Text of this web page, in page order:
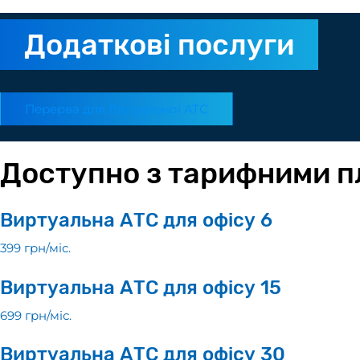
Додаткові послуги
Перерва для Віртуальної АТС
Доступно з тарифними
Виртуальна АТС для офісу 6
399 грн/мiс.
Виртуальна АТС для офісу 15
699 грн/мiс.
Виртуальна АТС для офісу 30